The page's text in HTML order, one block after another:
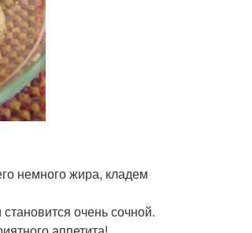
немного жира, кладем
очень сочной.